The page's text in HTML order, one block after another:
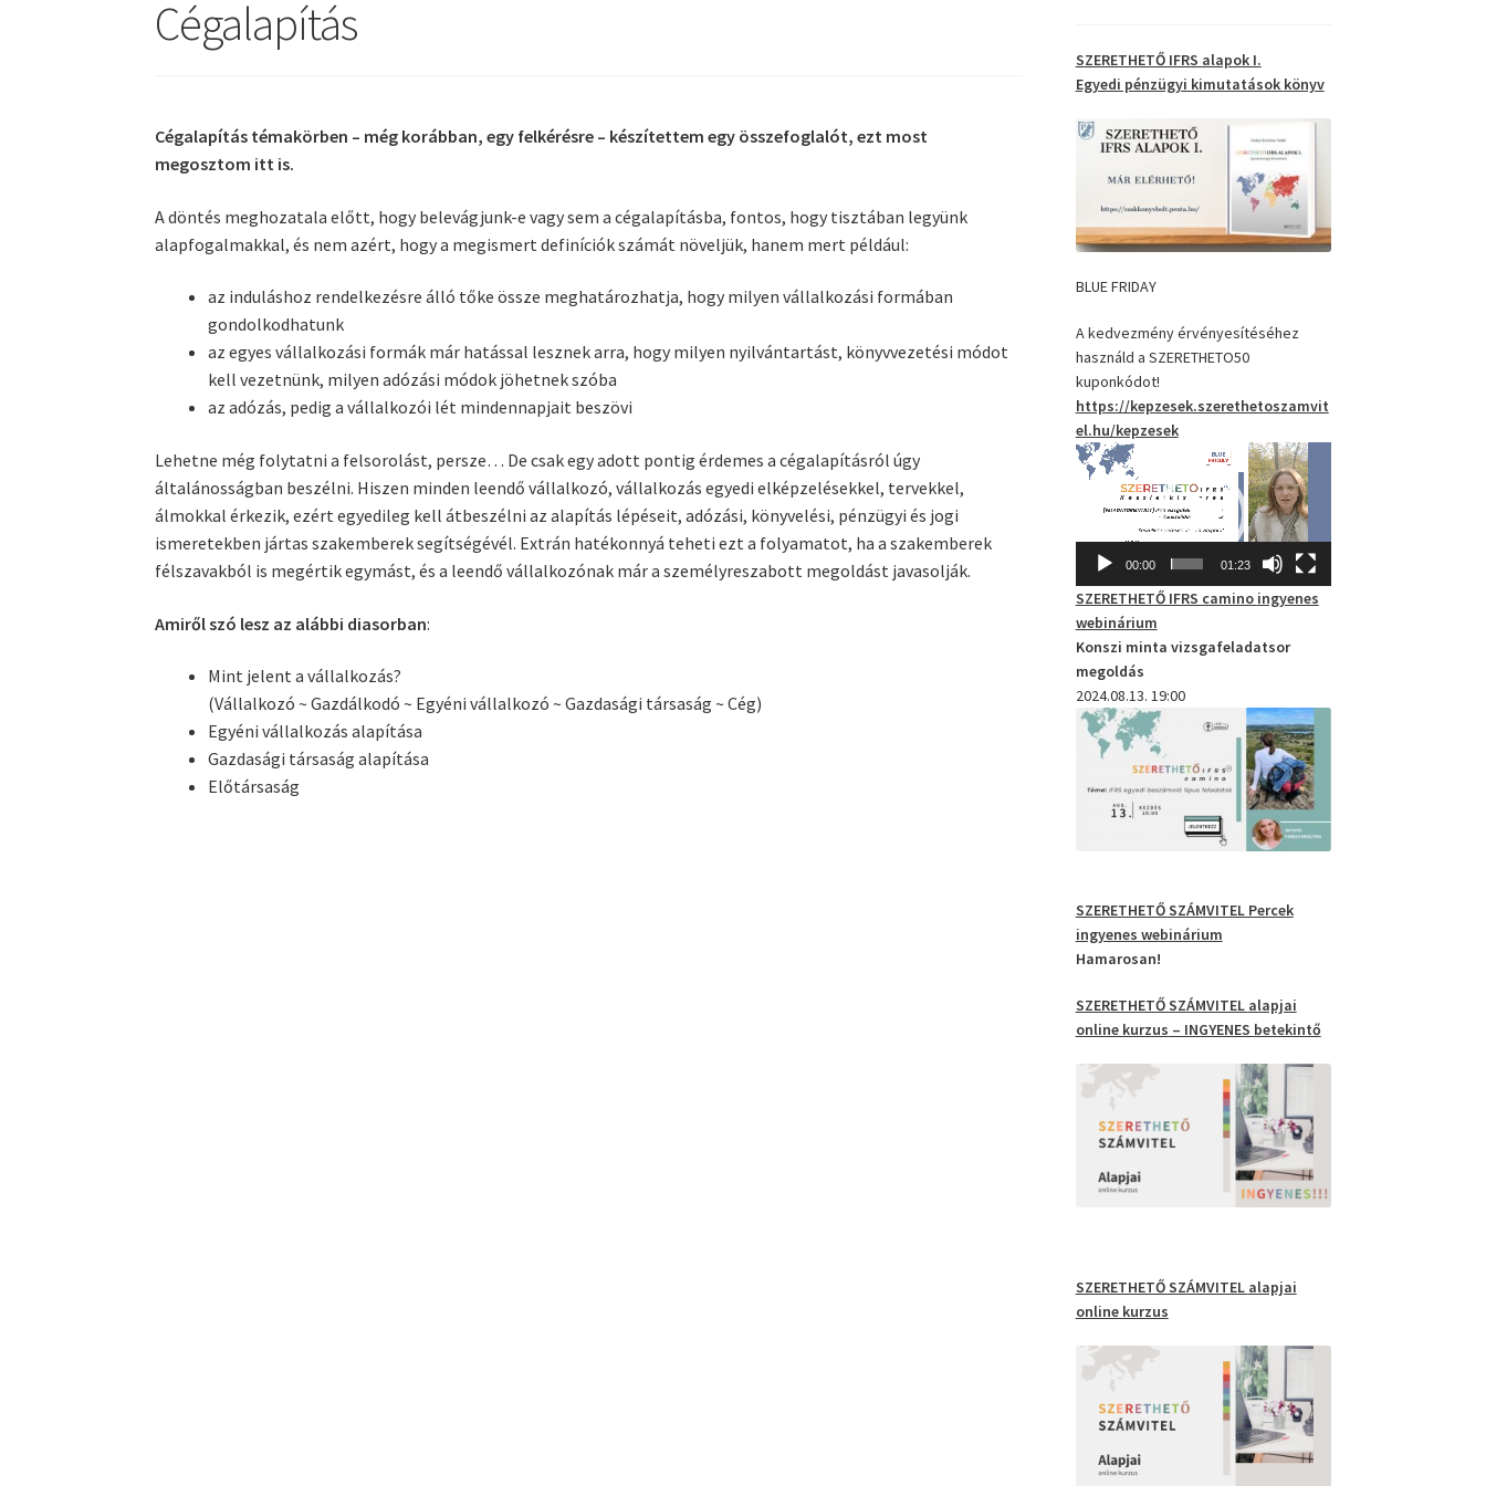
Cégalapítás
Cégalapítás témakörben – még korábban, egy felkérésre – készítettem egy összefoglalót, ezt most
megosztom itt is.
A döntés meghozatala előtt, hogy belevágjunk-e vagy sem a cégalapításba, fontos, hogy tisztában legyünk
alapfogalmakkal, és nem azért, hogy a megismert definíciók számát növeljük, hanem mert például:
az induláshoz rendelkezésre álló tőke össze meghatározhatja, hogy milyen vállalkozási formában
gondolkodhatunk
az egyes vállalkozási formák már hatással lesznek arra, hogy milyen nyilvántartást, könyvvezetési módot
kell vezetnünk, milyen adózási módok jöhetnek szóba
az adózás, pedig a vállalkozói lét mindennapjait beszövi
Lehetne még folytatni a felsorolást, persze… De csak egy adott pontig érdemes a cégalapításról úgy
általánosságban beszélni. Hiszen minden leendő vállalkozó, vállalkozás egyedi elképzelésekkel, tervekkel,
álmokkal érkezik, ezért egyedileg kell átbeszélni az alapítás lépéseit, adózási, könyvelési, pénzügyi és jogi
ismeretekben jártas szakemberek segítségévél. Extrán hatékonnyá teheti ezt a folyamatot, ha a szakemberek
félszavakból is megértik egymást, és a leendő vállalkozónak már a személyreszabott megoldást javasolják.
Amiről szó lesz az alábbi diasorban:
Mint jelent a vállalkozás?
(Vállalkozó ~ Gazdálkodó ~ Egyéni vállalkozó ~ Gazdasági társaság ~ Cég)
Egyéni vállalkozás alapítása
Gazdasági társaság alapítása
Előtársaság
SZERETHETŐ IFRS alapok I.
Egyedi pénzügyi kimutatások könyv
BLUE FRIDAY
A kedvezmény érvényesítéséhez
használd a SZERETHETO50
kuponkódot!
https://kepzesek.szerethetoszamvit
el.hu/kepzesek
Videólejátszó
00:00 01:23
SZERETHETŐ IFRS camino ingyenes
webinárium
Konszi minta vizsgafeladatsor
megoldás
2024.08.13. 19:00
SZERETHETŐ SZÁMVITEL Percek
ingyenes webinárium
Hamarosan!
SZERETHETŐ SZÁMVITEL alapjai
online kurzus – INGYENES betekintő
SZERETHETŐ SZÁMVITEL alapjai
online kurzus